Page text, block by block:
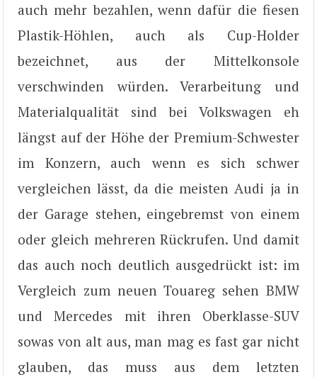
auch mehr bezahlen, wenn dafür die fiesen
Plastik-Höhlen, auch als Cup-Holder
bezeichnet, aus der Mittelkonsole
verschwinden würden. Verarbeitung und
Materialqualität sind bei Volkswagen eh
längst auf der Höhe der Premium-Schwester
im Konzern, auch wenn es sich schwer
vergleichen lässt, da die meisten Audi ja in
der Garage stehen, eingebremst von einem
oder gleich mehreren Rückrufen. Und damit
das auch noch deutlich ausgedrückt ist: im
Vergleich zum neuen Touareg sehen BMW
und Mercedes mit ihren Oberklasse-SUV
sowas von alt aus, man mag es fast gar nicht
glauben, das muss aus dem letzten